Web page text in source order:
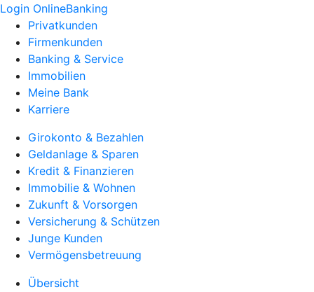
Login OnlineBanking
Privatkunden
Firmenkunden
Banking & Service
Immobilien
Meine Bank
Karriere
Girokonto & Bezahlen
Geldanlage & Sparen
Kredit & Finanzieren
Immobilie & Wohnen
Zukunft & Vorsorgen
Versicherung & Schützen
Junge Kunden
Vermögensbetreuung
Übersicht